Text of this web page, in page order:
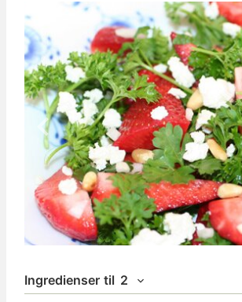
Ingredienser til 2